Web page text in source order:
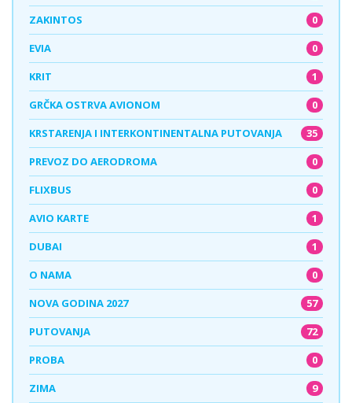
ZAKINTOS 0
EVIA 0
KRIT 1
GRČKA OSTRVA AVIONOM 0
KRSTARENJA I INTERKONTINENTALNA PUTOVANJA 35
PREVOZ DO AERODROMA 0
FLIXBUS 0
AVIO KARTE 1
DUBAI 1
O NAMA 0
NOVA GODINA 2027 57
PUTOVANJA 72
PROBA 0
ZIMA 9